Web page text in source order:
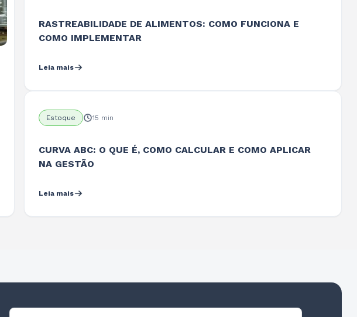
RASTREABILIDADE DE ALIMENTOS: COMO FUNCIONA E
COMO IMPLEMENTAR
Leia mais
Estoque 15 min
CURVA ABC: O QUE É, COMO CALCULAR E COMO APLICAR
NA GESTÃO
Leia mais